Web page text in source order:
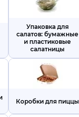
Упаковка для
салатов: бумажные
и пластиковые
салатницы
Коробки для пиццы